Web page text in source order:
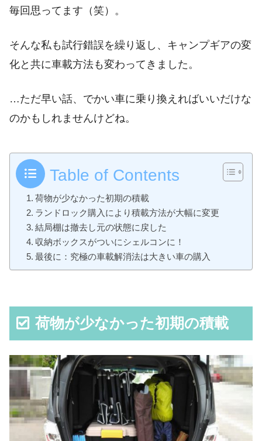
毎回思ってます（笑）。
そんな私も試行錯誤を繰り返し、キャンプギアの変
化と共に車載方法も変わってきました。
…ただ早い話、でかい車に乗り換えればいいだけな
のかもしれませんけどね。
Table of Contents
荷物が少なかった初期の積載
ランドロック購入により積載方法が大幅に変更
結局棚は撤去し元の状態に戻した
収納ボックスがついにシェルコンに！
最後に：究極の車載解消法は大きい車の購入
荷物が少なかった初期の積載